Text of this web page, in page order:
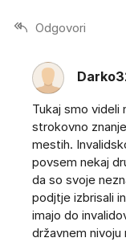
Odgovori
Tukaj smo videli
strokovno
mestih.
povsem nekaj
da so svoje
podjtje izbrisali
imajo do
državnem